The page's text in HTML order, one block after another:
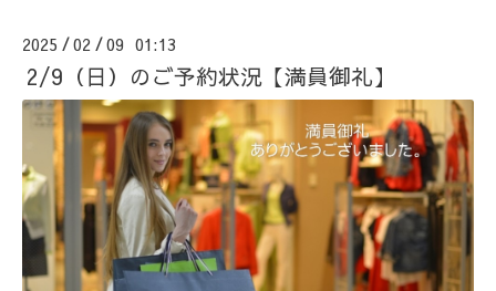
2025 /02 /09 01:13
2/9（日）のご予約状況【満員御礼】